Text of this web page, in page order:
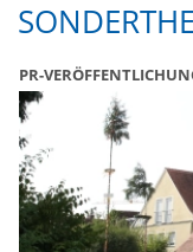
PR-